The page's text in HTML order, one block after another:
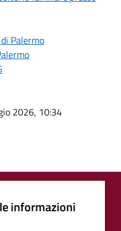
Palermo
2026, 10:34
informazioni